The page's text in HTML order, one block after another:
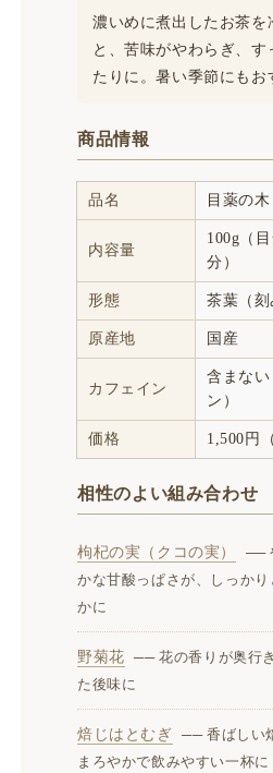
濃いめに煮出したお茶を
と、苦味がやわらぎ、す
たりに。暑い季節にもお
商品情報
品名 目薬の
内容量
100g（
分）
形態 茶葉（刻
原産地 国産
カフェイン
含まない
ン）
価格 1,500円
相性のよい組み合わせ
枸杞の実（クコの実）
──
かな甘酸っぱさが、しっか
かに
野菊花
── 花の香りが奥行
た後味に
焙じはとむぎ
── 香ばしい
まろやかで飲みやすい一杯に